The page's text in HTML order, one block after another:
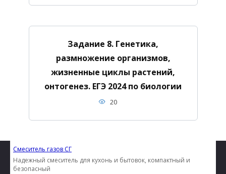
Задание 8. Генетика,
размножение организмов,
жизненные циклы растений,
онтогенез. ЕГЭ 2024 по биологии
20
Смеситель газов СГ
Надежный смеситель для кухонь и бытовок, компактный и
безопасный